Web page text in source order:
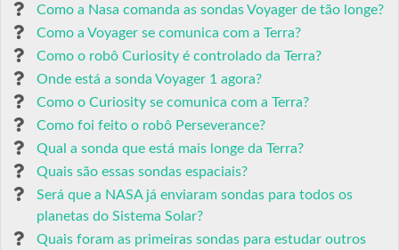
Como a Nasa comanda as sondas Voyager de tão longe?
Como a Voyager se comunica com a Terra?
Como o robô Curiosity é controlado da Terra?
Onde está a sonda Voyager 1 agora?
Como o Curiosity se comunica com a Terra?
Como foi feito o robô Perseverance?
Qual a sonda que está mais longe da Terra?
Quais são essas sondas espaciais?
Será que a NASA já enviaram sondas para todos os
planetas do Sistema Solar?
Quais foram as primeiras sondas para estudar outros